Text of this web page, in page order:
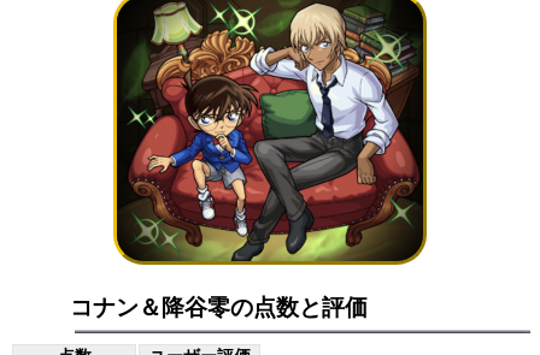
コナン＆降谷零の点数と評価